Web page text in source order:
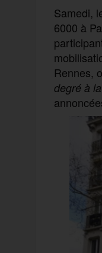
Samedi,
6000 à
Rennes,
degré à